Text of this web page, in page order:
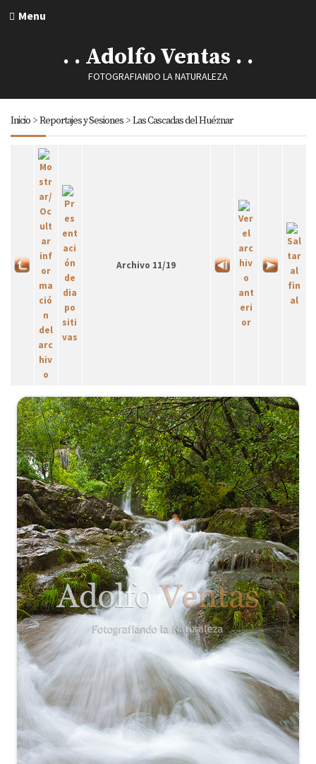
Menu
. . Adolfo Ventas . .
FOTOGRAFIANDO LA NATURALEZA
Inicio>Reportajes y Sesiones>Las Cascadas del Huéznar
Archivo 11/19